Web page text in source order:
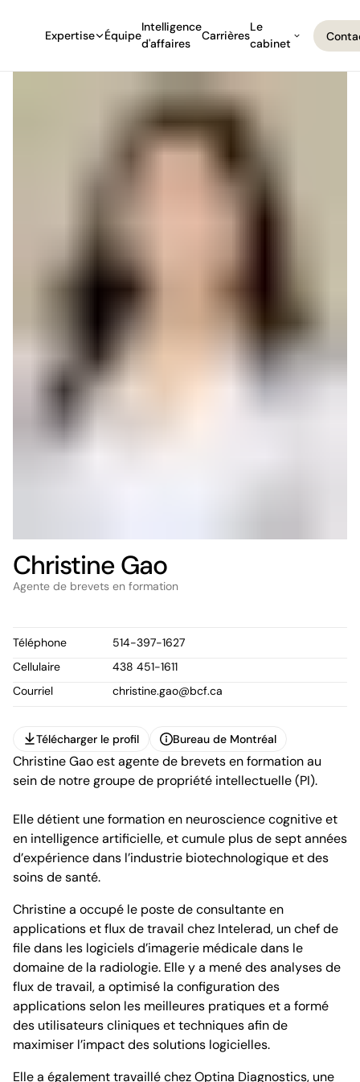
Expertise Équipe
Intelligence
d'affaires
Carrières
Le
cabinet
Christine Gao
Agente de brevets en formation
Téléphone
514-397-1627
Cellulaire
438 451-1611
Courriel
christine.gao@bcf.ca
Télécharger le profil
Télécharger le profil
Bureau de Montréal
Bureau de Montréal
Montréal (Québec) H3B 5C9
Canada
Tél. (514) 397-8500
Fax. (514) 397-8515
info.bcf@bcf.ca
Christine Gao est agente de brevets en formation au
sein de notre groupe de propriété intellectuelle (PI).
Elle détient une formation en neuroscience cognitive et
en intelligence artificielle, et cumule plus de sept années
d’expérience dans l’industrie biotechnologique et des
soins de santé.
Christine a occupé le poste de consultante en
applications et flux de travail chez Intelerad, un chef de
file dans les logiciels d’imagerie médicale dans le
domaine de la radiologie. Elle y a mené des analyses de
flux de travail, a optimisé la configuration des
applications selon les meilleures pratiques et a formé
des utilisateurs cliniques et techniques afin de
maximiser l’impact des solutions logicielles.
Elle a également travaillé chez Optina Diagnostics, une